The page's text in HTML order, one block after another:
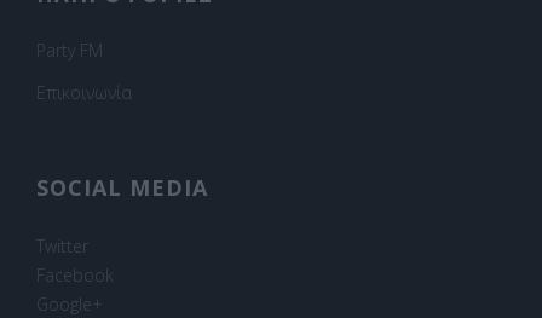
Party FM
Επικοινωνία
SOCIAL MEDIA
Twitter
Facebook
Google+